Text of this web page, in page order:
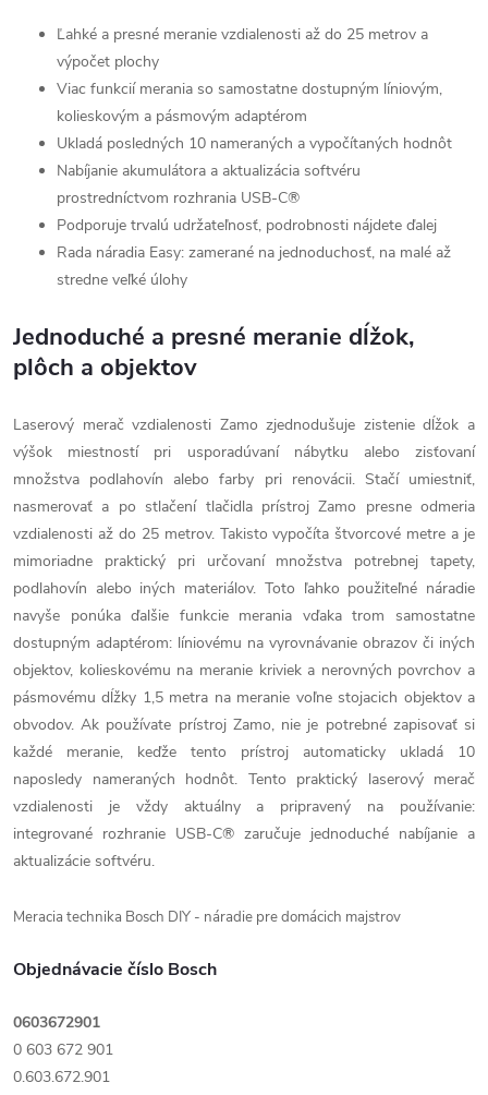
Ľahké a presné meranie vzdialenosti až do 25 metrov a
výpočet plochy
Viac funkcií merania so samostatne dostupným líniovým,
kolieskovým a pásmovým adaptérom
Ukladá posledných 10 nameraných a vypočítaných hodnôt
Nabíjanie akumulátora a aktualizácia softvéru
prostredníctvom rozhrania USB-C®
Podporuje trvalú udržateľnosť, podrobnosti nájdete ďalej
Rada náradia Easy: zamerané na jednoduchosť, na malé až
stredne veľké úlohy
Jednoduché a presné meranie dĺžok,
plôch a objektov
Laserový merač vzdialenosti Zamo zjednodušuje zistenie dĺžok a
výšok miestností pri usporadúvaní nábytku alebo zisťovaní
množstva podlahovín alebo farby pri renovácii. Stačí umiestniť,
nasmerovať a po stlačení tlačidla prístroj Zamo presne odmeria
vzdialenosti až do 25 metrov. Takisto vypočíta štvorcové metre a je
mimoriadne praktický pri určovaní množstva potrebnej tapety,
podlahovín alebo iných materiálov. Toto ľahko použiteľné náradie
navyše ponúka ďalšie funkcie merania vďaka trom samostatne
dostupným adaptérom: líniovému na vyrovnávanie obrazov či iných
objektov, kolieskovému na meranie kriviek a nerovných povrchov a
pásmovému dĺžky 1,5 metra na meranie voľne stojacich objektov a
obvodov. Ak používate prístroj Zamo, nie je potrebné zapisovať si
každé meranie, keďže tento prístroj automaticky ukladá 10
naposledy nameraných hodnôt. Tento praktický laserový merač
vzdialenosti je vždy aktuálny a pripravený na používanie:
integrované rozhranie USB-C® zaručuje jednoduché nabíjanie a
aktualizácie softvéru.
Meracia technika Bosch DIY - náradie pre domácich majstrov
Objednávacie číslo Bosch
0603672901
0 603 672 901
0.603.672.901